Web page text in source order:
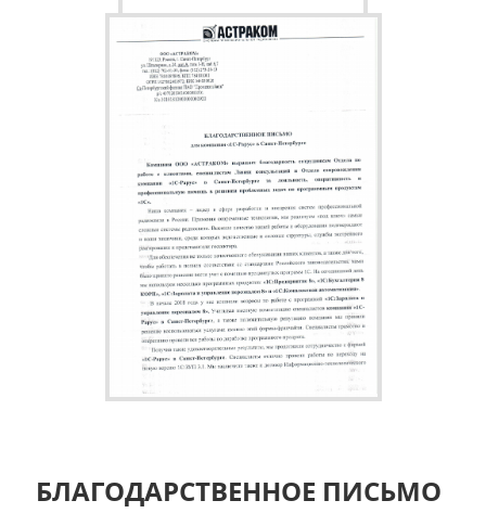
БЛАГОДАРСТВЕННОЕ ПИСЬМО